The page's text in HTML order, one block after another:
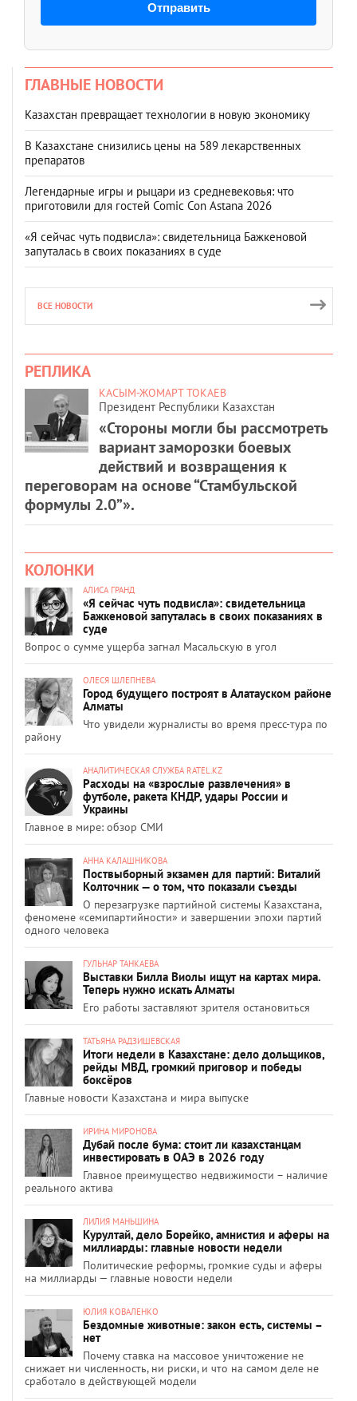
Отправить
ГЛАВНЫЕ НОВОСТИ
Казахстан превращает технологии в новую экономику
В Казахстане снизились цены на 589 лекарственных
препаратов
Легендарные игры и рыцари из средневековья: что
приготовили для гостей Comic Con Astana 2026
«Я сейчас чуть подвисла»: свидетельница Бажкеновой
запуталась в своих показаниях в суде
ВСЕ НОВОСТИ
РЕПЛИКА
КАСЫМ-ЖОМАРТ ТОКАЕВ
Президент Республики Казахстан
«Стороны могли бы рассмотреть
вариант заморозки боевых
действий и возвращения к
переговорам на основе “Стамбульской
формулы 2.0”».
КОЛОНКИ
АЛИСА ГРАНД
«Я сейчас чуть подвисла»: свидетельница
Бажкеновой запуталась в своих показаниях в
суде
Вопрос о сумме ущерба загнал Масальскую в угол
ОЛЕСЯ ШЛЕПНЕВА
Город будущего построят в Алатауском районе
Алматы
Что увидели журналисты во время пресс-тура по
району
АНАЛИТИЧЕСКАЯ СЛУЖБА RATEL.KZ
Расходы на «взрослые развлечения» в
футболе, ракета КНДР, удары России и
Украины
Главное в мире: обзор СМИ
АННА КАЛАШНИКОВА
Поствыборный экзамен для партий: Виталий
Колточник — о том, что показали съезды
О перезагрузке партийной системы Казахстана,
феномене «семипартийности» и завершении эпохи партий
одного человека
ГУЛЬНАР ТАНКАЕВА
Выставки Билла Виолы ищут на картах мира.
Теперь нужно искать Алматы
Его работы заставляют зрителя остановиться
ТАТЬЯНА РАДЗИШЕВСКАЯ
Итоги недели в Казахстане: дело дольщиков,
рейды МВД, громкий приговор и победы
боксёров
Главные новости Казахстана и мира выпуске
ИРИНА МИРОНОВА
Дубай после бума: стоит ли казахстанцам
инвестировать в ОАЭ в 2026 году
Главное преимущество недвижимости – наличие
реального актива
ЛИЛИЯ МАНЬШИНА
Курултай, дело Борейко, амнистия и аферы на
миллиарды: главные новости недели
Политические реформы, громкие суды и аферы
на миллиарды — главные новости недели
ЮЛИЯ КОВАЛЕНКО
Бездомные животные: закон есть, системы –
нет
Почему ставка на массовое уничтожение не
снижает ни численность, ни риски, и что на самом деле не
сработало в действующей модели